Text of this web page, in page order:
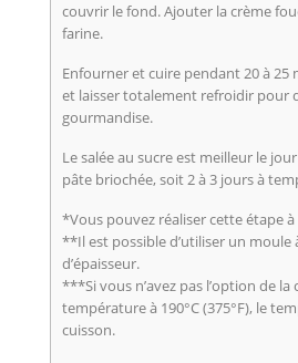
couvrir le fond. Ajouter la crème
farine.
Enfourner et cuire pendant 20 à 25
et laisser totalement refroidir pour
gourmandise.
Le salée au sucre est meilleur le
pâte briochée, soit 2 à 3 jours à
*Vous pouvez réaliser cette étape
**Il est possible d’utiliser un moule
d’épaisseur.
***Si vous n’avez pas l’option de
température à 190°C (375°F), le
cuisson.